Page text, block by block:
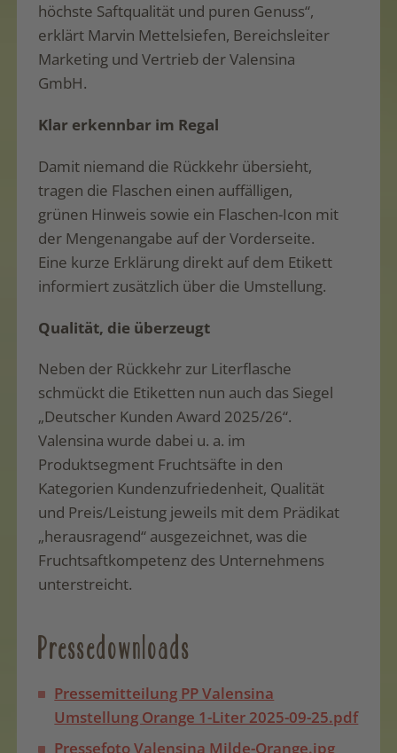
höchste Saftqualität und puren Genuss“,
erklärt Marvin Mettelsiefen, Bereichsleiter
Marketing und Vertrieb der Valensina
GmbH.
Klar erkennbar im Regal
Damit niemand die Rückkehr übersieht,
tragen die Flaschen einen auffälligen,
grünen Hinweis sowie ein Flaschen-Icon mit
der Mengenangabe auf der Vorderseite.
Eine kurze Erklärung direkt auf dem Etikett
informiert zusätzlich über die Umstellung.
Qualität, die überzeugt
Neben der Rückkehr zur Literflasche
schmückt die Etiketten nun auch das Siegel
„Deutscher Kunden Award 2025/26“.
Valensina wurde dabei u. a. im
Produktsegment Fruchtsäfte in den
Kategorien Kundenzufriedenheit, Qualität
und Preis/Leistung jeweils mit dem Prädikat
„herausragend“ ausgezeichnet, was die
Fruchtsaftkompetenz des Unternehmens
unterstreicht.
Pressedownloads
Pressemitteilung PP Valensina
Umstellung Orange 1-Liter 2025-09-25.pdf
Pressefoto Valensina Milde-Orange.jpg